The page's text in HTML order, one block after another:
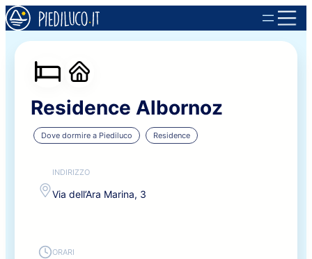
Residence Albornoz
Dove dormire a Piediluco Residence
INDIRIZZO
Via dell’Ara Marina, 3
ORARI